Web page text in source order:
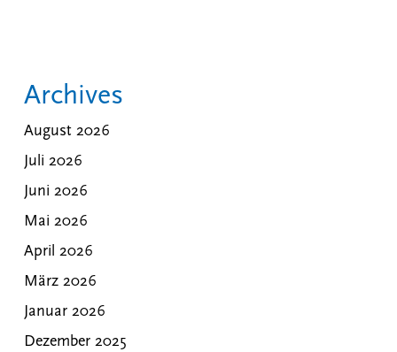
Archives
August 2026
Juli 2026
Juni 2026
Mai 2026
April 2026
März 2026
Januar 2026
Dezember 2025